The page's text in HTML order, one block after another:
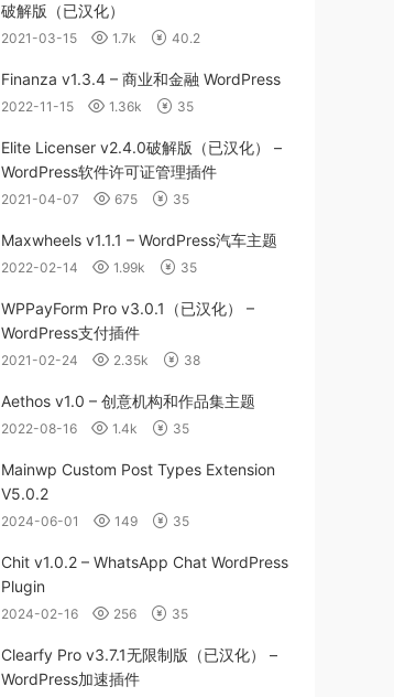
破解版（已汉化）
2021-03-15 1.7k 40.2
Finanza v1.3.4 – 商业和金融 WordPress
2022-11-15 1.36k 35
Elite Licenser v2.4.0破解版（已汉化） –
WordPress软件许可证管理插件
2021-04-07 675 35
Maxwheels v1.1.1 – WordPress汽车主题
2022-02-14 1.99k 35
WPPayForm Pro v3.0.1（已汉化） –
WordPress支付插件
2021-02-24 2.35k 38
Aethos v1.0 – 创意机构和作品集主题
2022-08-16 1.4k 35
Mainwp Custom Post Types Extension
V5.0.2
2024-06-01 149 35
Chit v1.0.2 – WhatsApp Chat WordPress
Plugin
2024-02-16 256 35
Clearfy Pro v3.7.1无限制版（已汉化） –
WordPress加速插件